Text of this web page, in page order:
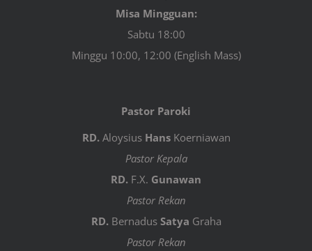
Misa Mingguan:
Sabtu 18:00
Minggu 10:00, 12:00 (English Mass)
Pastor Paroki
RD.Aloysius HansKoerniawan
Pastor Kepala
RD. F.X. Gunawan
Pastor Rekan
RD.Bernadus Satya Graha
Pastor Rekan